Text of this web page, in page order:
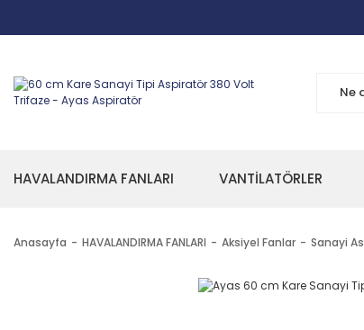
HAVALANDIRMA FANLARI VANTİLATÖRLER
Anasayfa HAVALANDIRMA FANLARI Aksiyel Fanlar Sanayi